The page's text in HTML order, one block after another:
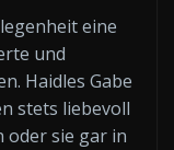
eine
und
Haidles Gabe
stets liebevoll
oder sie gar in